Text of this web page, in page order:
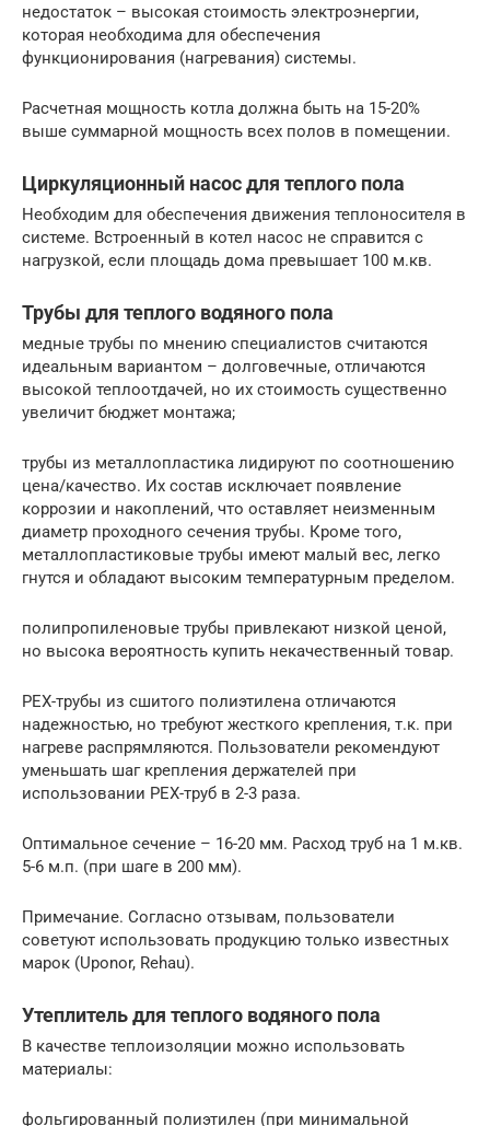
недостаток – высокая стоимость электроэнергии,
которая необходима для обеспечения
функционирования (нагревания) системы.
Расчетная мощность котла должна быть на 15-20%
выше суммарной мощность всех полов в помещении.
Циркуляционный насос для теплого пола
Необходим для обеспечения движения теплоносителя в
системе. Встроенный в котел насос не справится с
нагрузкой, если площадь дома превышает 100 м.кв.
Трубы для теплого водяного пола
медные трубы по мнению специалистов считаются
идеальным вариантом – долговечные, отличаются
высокой теплоотдачей, но их стоимость существенно
увеличит бюджет монтажа;
трубы из металлопластика лидируют по соотношению
цена/качество. Их состав исключает появление
коррозии и накоплений, что оставляет неизменным
диаметр проходного сечения трубы. Кроме того,
металлопластиковые трубы имеют малый вес, легко
гнутся и обладают высоким температурным пределом.
полипропиленовые трубы привлекают низкой ценой,
но высока вероятность купить некачественный товар.
PEX-трубы из сшитого полиэтилена отличаются
надежностью, но требуют жесткого крепления, т.к. при
нагреве распрямляются. Пользователи рекомендуют
уменьшать шаг крепления держателей при
использовании РЕХ-труб в 2-3 раза.
Оптимальное сечение – 16-20 мм. Расход труб на 1 м.кв.
5-6 м.п. (при шаге в 200 мм).
Примечание. Согласно отзывам, пользователи
советуют использовать продукцию только известных
марок (Uponor, Rehau).
Утеплитель для теплого водяного пола
В качестве теплоизоляции можно использовать
материалы:
фольгированный полиэтилен (при минимальной